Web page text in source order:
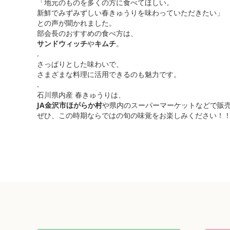
「地元のものを多くの方に食べてほしい。
新鮮でみずみずしい春きゅうりを味わっていただきたい」
との声が聞かれました。
部会長のおすすめの食べ方は、
サンドウィッチやキムチ。
.
さっぱりとした味わいで、
さまざまな料理に活用できるのも魅力です。
.
石川県内産 春きゅうりは、
JA金沢市ほがらか村や県内のスーパーマーケットなどで販
ぜひ、この時期ならではの旬の味覚をお楽しみください！！